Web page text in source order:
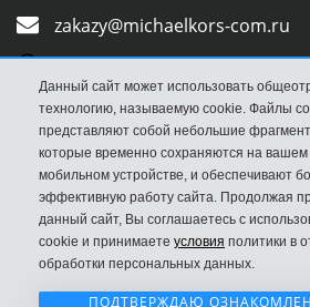
zakazy@michaelkors-com.ru
Whatsapp
Viber
Данный сайт может использовать
технологию, называемую cookie. Файлы
представляют собой небольшие
которые временно сохраняются на
мобильном устройстве, и обеспечивают
эффективную работу сайта. Продолжая
данный сайт, Вы соглашаетесь с
cookie и принимаете условия политики в
обработки персональных данных.
ПОДТВЕРЖДАЮ